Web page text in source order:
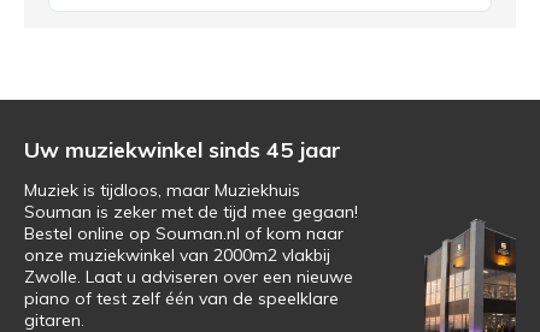
Uw muziekwinkel sinds 45 jaar
Muziek is tijdloos, maar Muziekhuis
Souman is zeker met de tijd mee gegaan!
Bestel online op Souman.nl of kom naar
onze muziekwinkel van 2000m2 vlakbij
Zwolle. Laat u adviseren over een nieuwe
piano of test zelf één van de speelklare
gitaren.